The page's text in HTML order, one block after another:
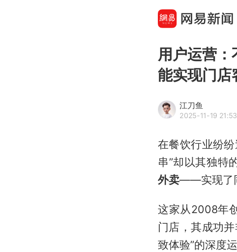
用户运营
能实现门店
江刀鱼
2025-11-19 21:53
在餐饮行业纷
串”却以其独特
外卖——实现了
这家从2008年
门店，其成功
致体验”的深度